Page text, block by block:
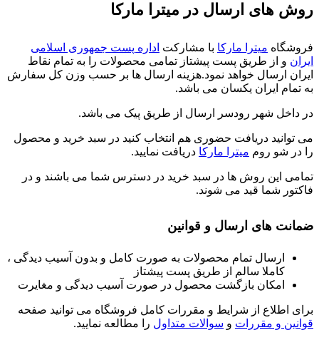
روش های ارسال در میترا مارکا
فروشگاه میترا مارکا با مشارکت اداره پست جمهوری اسلامی
ایران و از طریق پست پیشتاز تمامی محصولات را به تمام نقاط
ایران ارسال خواهد نمود.هزینه ارسال ها بر حسب وزن کل سفارش
به تمام ایران یکسان می باشد.
در داخل شهر رودسر ارسال از طریق پیک می باشد.
می توانید دریافت حضوری هم انتخاب کنید در سبد خرید و محصول
را در شو روم میترا مارکا دریافت نمایید.
تمامی این روش ها در سبد خرید در دسترس شما می باشند و در
فاکتور شما قید می شوند.
ضمانت های ارسال و قوانین
ارسال تمام محصولات به صورت کامل و بدون آسیب دیدگی ،
کاملا سالم از طریق پست پیشتاز
امکان بازگشت محصول در صورت آسیب دیدگی و مغایرت
برای اطلاع از شرایط و مقررات کامل فروشگاه می توانید صفحه
قوانین و مقررات و سوالات متداول را مطالعه نمایید.